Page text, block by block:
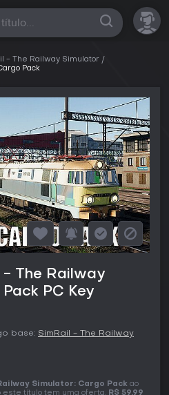
- The Railway Simulator
Pack
- The Railway
PC Key
base: SimRail - The Railway
Simulator: Cargo Pack ao
este título tem uma oferta, R$ 59,99